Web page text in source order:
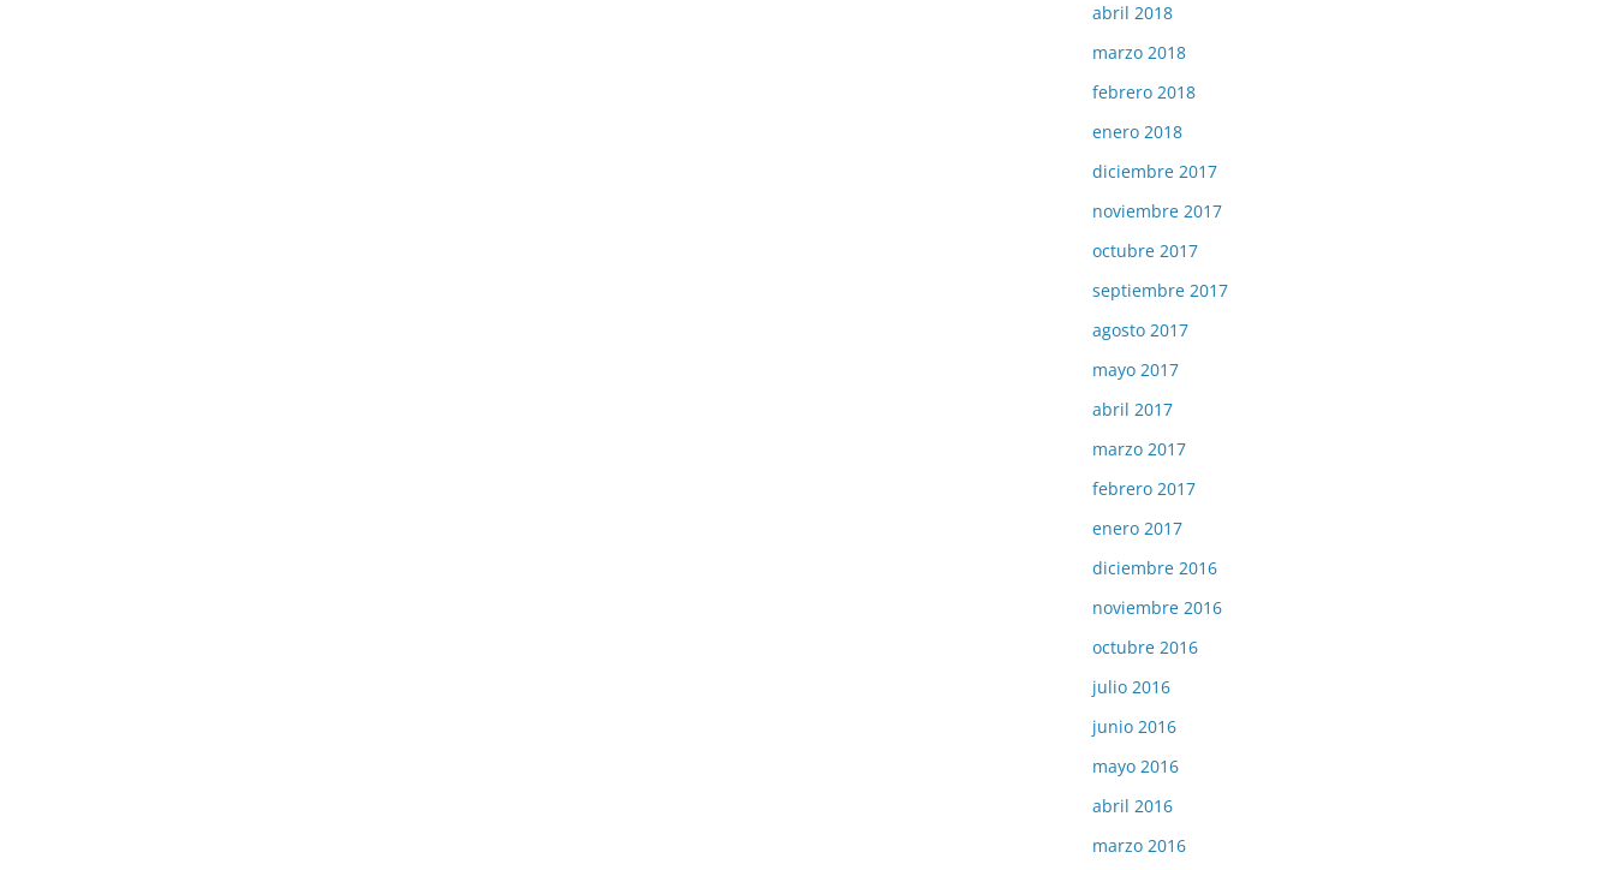
abril 2018
marzo 2018
febrero 2018
enero 2018
diciembre 2017
noviembre 2017
octubre 2017
septiembre 2017
agosto 2017
mayo 2017
abril 2017
marzo 2017
febrero 2017
enero 2017
diciembre 2016
noviembre 2016
octubre 2016
julio 2016
junio 2016
mayo 2016
abril 2016
marzo 2016